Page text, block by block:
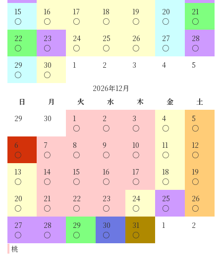
15 16 17 18 19 20 21
22 23 24 25 26 27 28
29 30 1 2 3 4 5
2026年12月
日
月 火 水 木 金
土
29
30 1 2 3 4 5
6 7 8 9 10 11 12
13 14 15 16 17 18 19
20 21 22 23 24 25 26
27 28 29 30 31 1 2
桃